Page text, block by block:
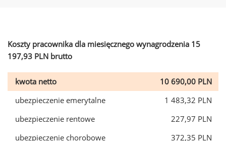
Koszty pracownika dla miesięcznego wynagrodzenia 15
197,93 PLN brutto
kwota netto
10 690,00 PLN
ubezpieczenie emerytalne
1 483,32 PLN
ubezpieczenie rentowe
227,97 PLN
ubezpieczenie chorobowe
372,35 PLN